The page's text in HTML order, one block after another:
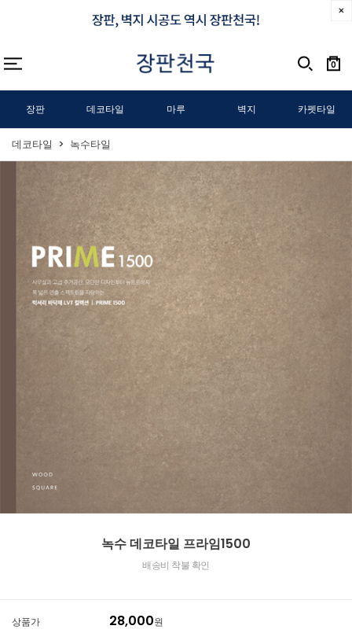
0
장판 데코타일 마루 벽지 카펫타일
데코타일 녹수타일
녹수 데코타일 프라임1500
배송비 착불 확인
상품가 28,000원